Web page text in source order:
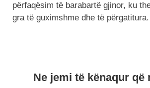
përfaqësim të barabartë gjinor, ku
gra të guximshme dhe të përgatitura.
Ne jemi të kënaqur që